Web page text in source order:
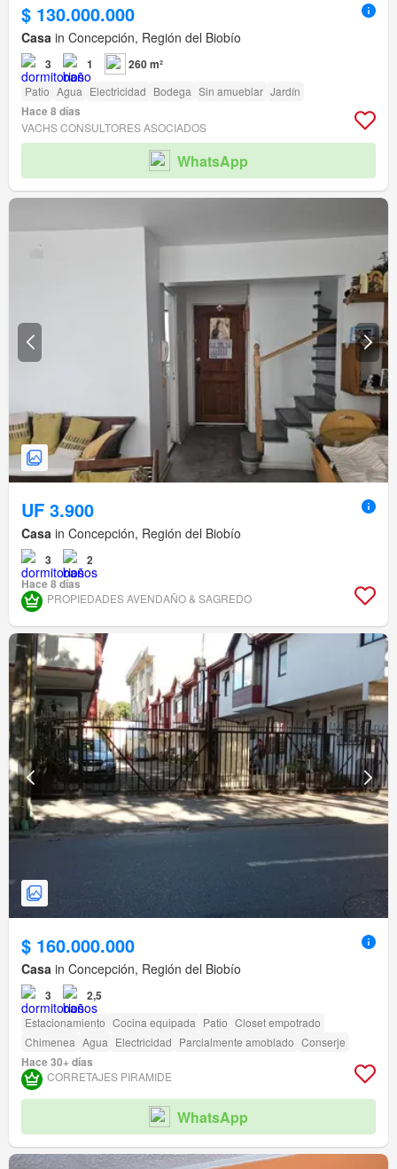
$ 130.000.000
Casa in Concepción, Región del Biobío
3 1 260 m²
Patio Agua Electricidad Bodega Sin amueblar Jardín
Hace 8 días
VACHS CONSULTORES ASOCIADOS
WhatsApp
UF 3.900
Casa in Concepción, Región del Biobío
3
2
Hace 8 días
PROPIEDADES AVENDAÑO & SAGREDO
$ 160.000.000
Casa in Concepción, Región del Biobío
3 2,5
Estacionamiento Cocina equipada Patio Closet empotrado
Chimenea Agua Electricidad Parcialmente amoblado Conserje
Hace 30+ días
CORRETAJES PIRAMIDE
WhatsApp